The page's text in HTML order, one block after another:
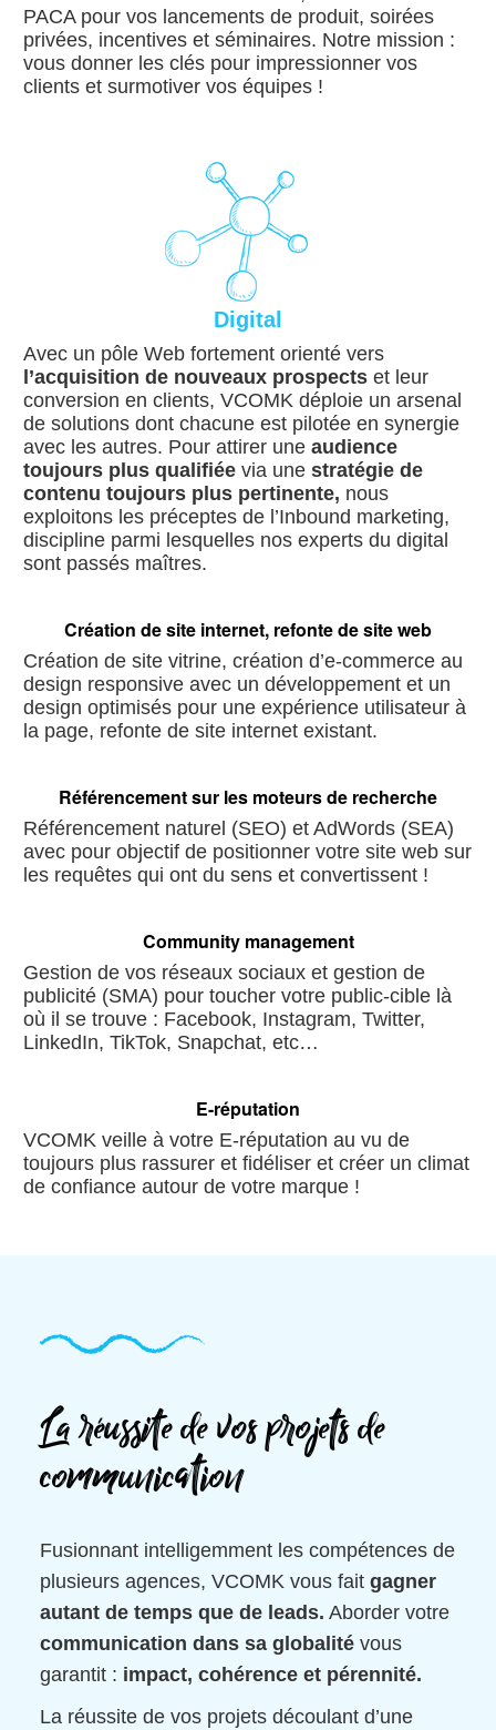
PACA pour vos lancements de produit, soirées
privées, incentives et séminaires. Notre mission :
vous donner les clés pour impressionner vos
clients et surmotiver vos équipes !
Digital
Avec un pôle Web fortement orienté vers
l’acquisition de nouveaux prospects et leur
conversion en clients, VCOMK déploie un arsenal
de solutions dont chacune est pilotée en synergie
avec les autres. Pour attirer une audience
toujours plus qualifiée via une stratégie de
contenu toujours plus pertinente, nous
exploitons les préceptes de l’Inbound marketing,
discipline parmi lesquelles nos experts du digital
sont passés maîtres.
Création de site internet, refonte de site web
Création de site vitrine, création d’e-commerce au
design responsive avec un développement et un
design optimisés pour une expérience utilisateur à
la page, refonte de site internet existant.
Référencement sur les moteurs de recherche
Référencement naturel (SEO) et AdWords (SEA)
avec pour objectif de positionner votre site web sur
les requêtes qui ont du sens et convertissent !
Community management
Gestion de vos réseaux sociaux et gestion de
publicité (SMA) pour toucher votre public-cible là
où il se trouve : Facebook, Instagram, Twitter,
LinkedIn, TikTok, Snapchat, etc…
E-réputation
VCOMK veille à votre E-réputation au vu de
toujours plus rassurer et fidéliser et créer un climat
de confiance autour de votre marque !
La réussite de vos projets de
communication
Fusionnant intelligemment les compétences de
plusieurs agences, VCOMK vous fait gagner
autant de temps que de leads. Aborder votre
communication dans sa globalité vous
garantit : impact, cohérence et pérennité.
La réussite de vos projets découlant d’une